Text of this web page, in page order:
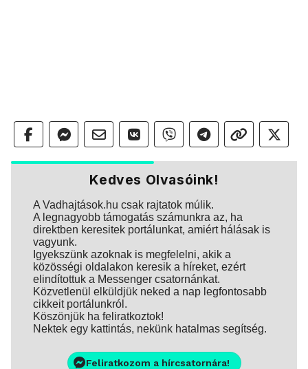
Kedves Olvasóink!
A Vadhajtások.hu csak rajtatok múlik.
A legnagyobb támogatás számunkra az, ha
direktben keresitek portálunkat, amiért hálásak is
vagyunk.
Igyekszünk azoknak is megfelelni, akik a
közösségi oldalakon keresik a híreket, ezért
elindítottuk a Messenger csatornánkat.
Közvetlenül elküldjük neked a nap legfontosabb
cikkeit portálunkról.
Köszönjük ha feliratkoztok!
Nektek egy kattintás, nekünk hatalmas segítség.
Feliratkozom a hírcsatornára!